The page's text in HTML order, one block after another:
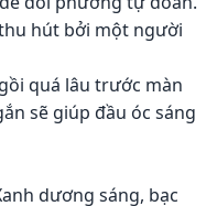
hút bởi một người
quá lâu trước màn
sẽ giúp đầu óc sáng
dương sáng, bạc